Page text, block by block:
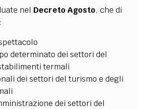
nel Decreto Agosto, che di
determinato dei settori del
termali
dei settori del turismo e degli
dei settori del